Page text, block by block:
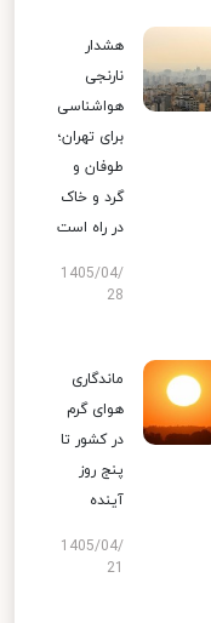
هشدار
نارنجی
هواشناسی
برای تهران؛
طوفان و
گرد و خاک
در راه است
1405/04/
28
ماندگاری
هوای گرم
در کشور تا
پنج روز
آینده
1405/04/